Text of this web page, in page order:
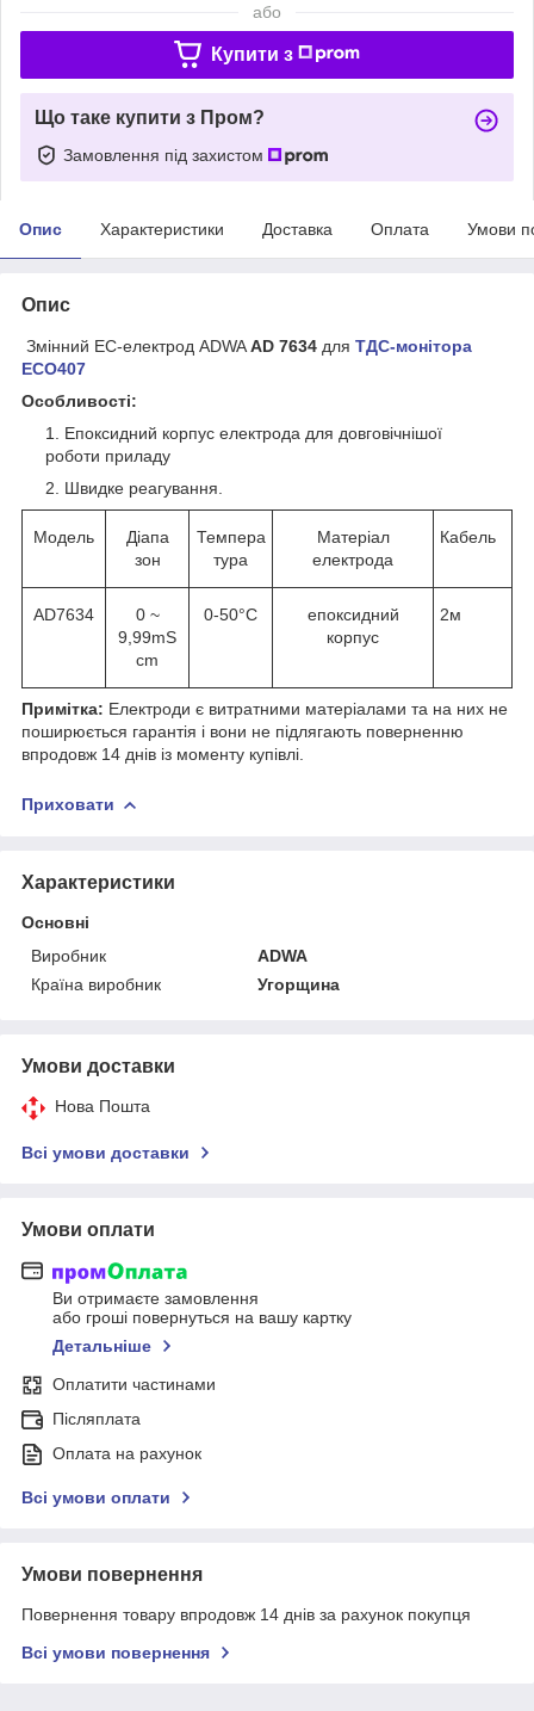
або
Купити з
Що таке купити з Пром?
Замовлення під захистом
Опис Характеристики Доставка Оплата Умови
Опис
Змінний EС-електрод ADWAAD 7634 для ТДС-монітора
ECO407
Особливості:
Епоксидний корпус електрода для довговічнішої
роботи приладу
Швидке реагування.
Модель
Діапа
зон
Темпера
тура
Матеріал
електрода
Кабель
AD7634
0 ~
9,99mS
cm
0-50°С
епоксидний
корпус
2м
Примітка: Електроди є витратними матеріалами та на них не
поширюється гарантія і вони не підлягають поверненню
впродовж 14 днів із моменту купівлі.
Приховати
Характеристики
Основні
Виробник
ADWA
Країна виробник
Угорщина
Умови доставки
Нова Пошта
Всі умови доставки
Умови оплати
Ви отримаєте замовлення
або гроші повернуться на вашу картку
Детальніше
Оплатити частинами
Післяплата
Оплата на рахунок
Всі умови оплати
Умови повернення
Повернення товару впродовж 14 днів за рахунок покупця
Всі умови повернення